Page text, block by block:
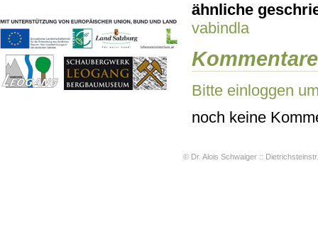
ähnliche
vabindla
Kommentare
Bitte einloggen
noch keine
© Dr. Alois Schwaiger ::